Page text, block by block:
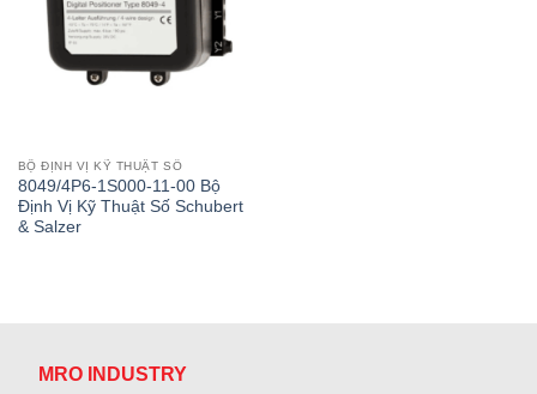
BỘ ĐỊNH VỊ KỸ THUẬT SỐ
8049/4P6-1S000-11-00 Bộ
Định Vị Kỹ Thuật Số Schubert
& Salzer
MRO INDUSTRY